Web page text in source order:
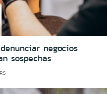
negocios
sospechas